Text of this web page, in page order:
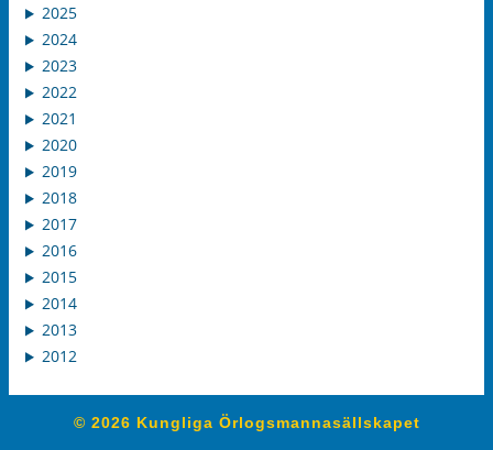
2025
2024
2023
2022
2021
2020
2019
2018
2017
2016
2015
2014
2013
2012
© 2026 Kungliga Örlogsmannasällskapet